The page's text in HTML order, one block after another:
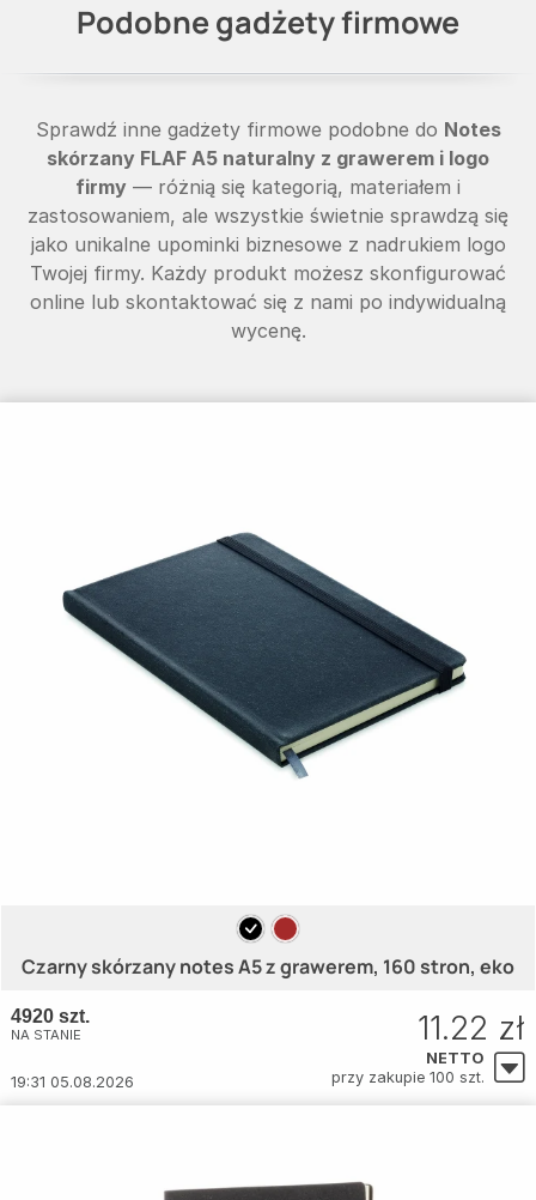
Podobne gadżety firmowe
Sprawdź inne gadżety firmowe podobne do Notes
skórzany FLAF A5 naturalny z grawerem i logo
firmy — różnią się kategorią, materiałem i
zastosowaniem, ale wszystkie świetnie sprawdzą się
jako unikalne upominki biznesowe z nadrukiem logo
Twojej firmy. Każdy produkt możesz skonfigurować
online lub skontaktować się z nami po indywidualną
wycenę.
Czarny skórzany notes A5 z grawerem, 160 stron, eko
4920 szt.
NA STANIE
19:31 05.08.2026
11.22 zł
NETTO
przy zakupie 100 szt.